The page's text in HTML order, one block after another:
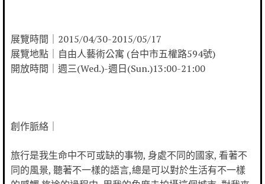
展覽時間｜2015/04/30-2015/05/17
展覽地點｜自由人藝術公寓 (台中市五權路594號)
開放時間｜週三(Wed.)-週日(Sun.)13:00-21:00
創作脈絡｜
旅行是我生命中不可或缺的事物, 身處不同的國家, 看著不
同的風景, 聽著不一樣的語言,總是可以對於生活有不一樣